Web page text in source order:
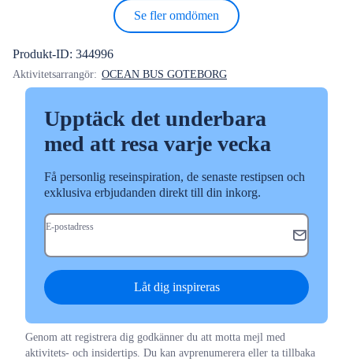
Se fler omdömen
Produkt-ID: 344996
Aktivitetsarrangör: OCEAN BUS GOTEBORG
Upptäck det underbara
med att resa varje vecka
Få personlig reseinspiration, de senaste restipsen och
exklusiva erbjudanden direkt till din inkorg.
E-postadress
Låt dig inspireras
Genom att registrera dig godkänner du att motta mejl med
aktivitets- och insidertips. Du kan avprenumerera eller ta tillbaka